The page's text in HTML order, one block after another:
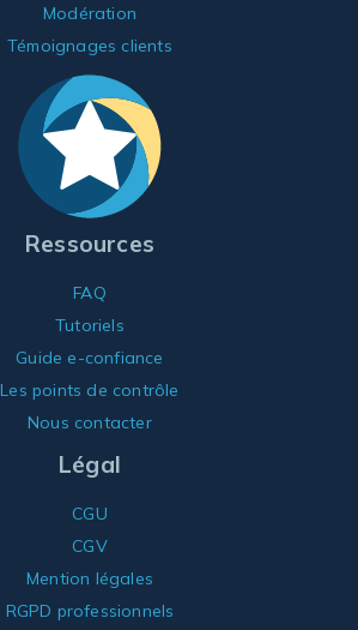
Modération
Témoignages clients
Ressources
FAQ
Tutoriels
Guide e-confiance
Les points de contrôle
Nous contacter
Légal
CGU
CGV
Mention légales
RGPD professionnels